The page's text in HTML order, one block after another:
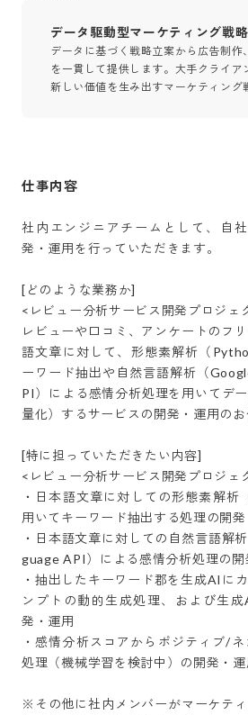
データ駆動型マーケティング戦
データに基づく戦略立案から広告制作
を一貫して提供します。大手クライア
新しい価値を生み出すマーケティング
仕事内容
社内エンジニアチームとして、自
発・運用を行っていただきます。
[どのような業務か]
<レビュー分析サービス開発プロジェ
レビューや口コミ、アンケートのフ
語文章に対して、形態素解析（
ーワード抽出や自然言語解析（
PI）による感情分析処理を用いてデ
量化）するサービスの開発・運用のお
[特に担っていただきたい内容]
<レビュー分析サービス開発プロジェ
・日本語文章に対しての形態素解
用いてキーワード抽出する処理の開発
・日本語文章に対しての自然言語解
guage API）による感情分析処理の開
・抽出したキーワード郡を生成AIに
ンプトの動的生成処理、および生
発・運用
・感情分析スコアからポジティブ/
処理（機械学習を検討中）の開発・
※その他に社内メンバーがマーケテ